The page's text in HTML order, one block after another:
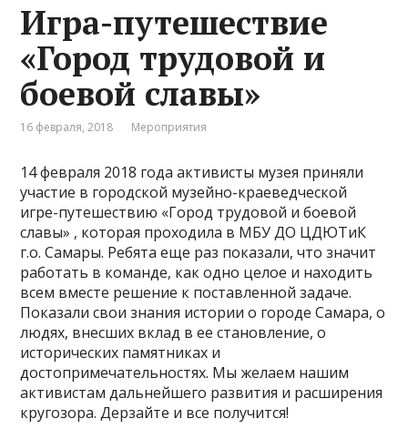
Игра-путешествие
«Город трудовой и
боевой славы»
16 февраля, 2018 Мероприятия
14 февраля 2018 года активисты музея приняли
участие в городской музейно-краеведческой
игре-путешествию «Город трудовой и боевой
славы» , которая проходила в МБУ ДО ЦДЮТиК
г.о. Самары. Ребята еще раз показали, что значит
работать в команде, как одно целое и находить
всем вместе решение к поставленной задаче.
Показали свои знания истории о городе Самара, о
людях, внесших вклад в ее становление, о
исторических памятниках и
достопримечательностях. Мы желаем нашим
активистам дальнейшего развития и расширения
кругозора. Дерзайте и все получится!